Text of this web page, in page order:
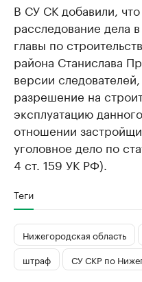
В СУ СК добавили,
расследование дела
главы по
района Станислава
версии
разрешение на
эксплуатацию
отношении
уголовное дело по
4 ст. 159 УК РФ).
Теги
Нижегородская область
штраф
СУ СКР по